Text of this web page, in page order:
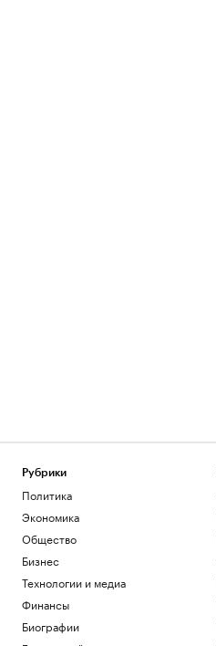
Рубрики
Политика
Экономика
Общество
Бизнес
Технологии и медиа
Финансы
Биографии